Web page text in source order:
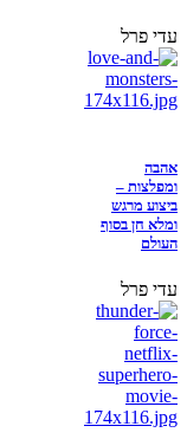
עדי פרל
אהבה
ומפלצות –
ביצוע מרגש
ומלא חן בסוף
העולם
עדי פרל